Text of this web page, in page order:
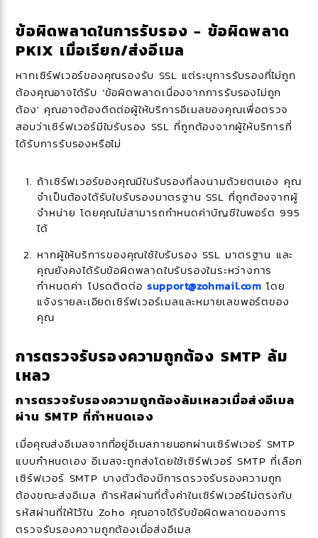
ข้อผิดพลาดในการรับรอง - ข้อผิดพลาด
PKIX เมื่อเรียก/ส่งอีเมล
หากเซิร์ฟเวอร์ของคุณรองรับ SSL แต่ระบุการรับรองที่ไม่ถูก
ต้องคุณอาจได้รับ ‘ข้อผิดพลาดเนื่องจากการรับรองไม่ถูก
ต้อง' คุณอาจต้องติดต่อผู้ให้บริการอีเมลของคุณเพื่อตรวจ
สอบว่าเซิร์ฟเวอร์มีใบรับรอง SSL ที่ถูกต้องจากผู้ให้บริการที่
ได้รับการรับรองหรือไม่
ถ้าเซิร์ฟเวอร์ของคุณมีใบรับรองที่ลงนามด้วยตนเอง คุณ
จำเป็นต้องได้รับใบรับรองมาตรฐาน SSL ที่ถูกต้องจากผู้
จำหน่าย โดยคุณไม่สามารถกำหนดค่าบัญชีในพอร์ต 995
ได้
หากผู้ให้บริการของคุณใช้ใบรับรอง SSL มาตรฐาน และ
คุณยังคงได้รับข้อผิดพลาดใบรับรองในระหว่างการ
กำหนดค่า โปรดติดต่อsupport@zohmail.com โดย
แจ้งรายละเอียดเซิร์ฟเวอร์เมลและหมายเลขพอร์ตของ
คุณ
การตรวจรับรองความถูกต้อง SMTP ล้ม
เหลว
การตรวจรับรองความถูกต้องล้มเหลวเมื่อส่งอีเมล
ผ่าน SMTP ที่กำหนดเอง
เมื่อคุณส่งอีเมลจากที่อยู่อีเมลภายนอกผ่านเซิร์ฟเวอร์ SMTP
แบบกำหนดเอง อีเมลจะถูกส่งโดยใช้เซิร์ฟเวอร์ SMTP ที่เลือก
เซิร์ฟเวอร์ SMTP บางตัวต้องมีการตรวจรับรองความถูก
ต้องขณะส่งอีเมล ถ้ารหัสผ่านที่ตั้งค่าในเซิร์ฟเวอร์ไม่ตรงกับ
รหัสผ่านที่ให้ไว้ใน Zoho คุณอาจได้รับข้อผิดพลาดของการ
ตรวจรับรองความถูกต้องเมื่อส่งอีเมล